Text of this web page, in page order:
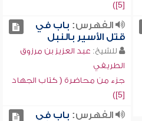
[5])
الفهرس: باب في
قتل الأسير بالنبل
للشيخ: عبد العزيز بن مرزوق
الطريفي
جزء من محاضرة ( كتاب الجهاد
[5])
الفهرس: باب في